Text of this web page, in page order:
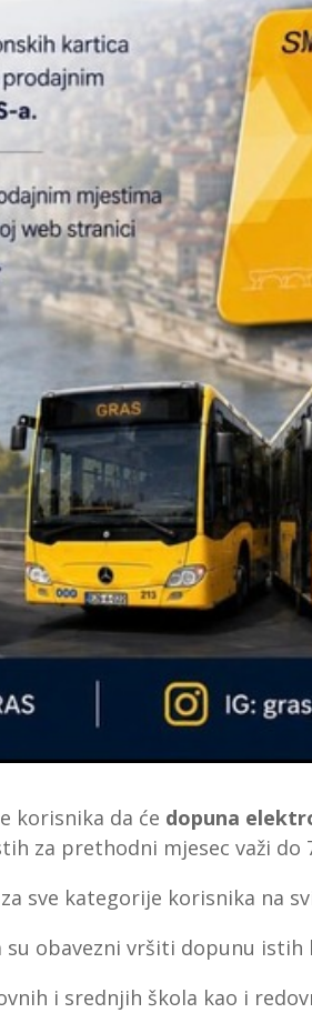
korisnika da će dopuna
za prethodni mjesec važi do
sve kategorije korisnika na
obavezni vršiti dopunu
i srednjih škola kao i